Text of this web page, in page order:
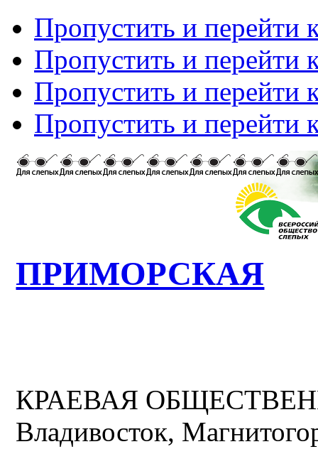
Пропустить и перейти
Пропустить и перейти
Пропустить и перейти
Пропустить и перейти
ПРИМОРСКАЯ
КРАЕВАЯ
Владивосток,